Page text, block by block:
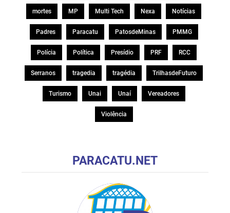
mortes MP Multi Tech Nexa Notícias
Padres Paracatu PatosdeMinas PMMG
Polícia Política Presídio PRF RCC
Serranos tragedia tragédia TrilhasdeFuturo
Turismo Unai Unaí Vereadores
Violência
PARACATU.NET